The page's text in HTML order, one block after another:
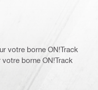
votre borne ON!Track
borne ON!Track